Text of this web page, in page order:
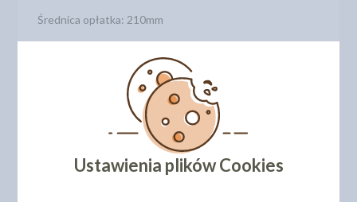
Średnica opłatka: 210mm
DODAJ SWOJĄ OPINIĘ
PRODUKTY PODOBNE
INNI KLIENCI KUPILI TEŻ
Ustawienia plików Cookies